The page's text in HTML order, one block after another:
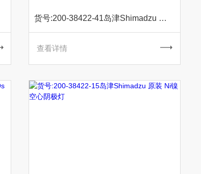
货号:200-38422-41岛津Shimadzu 原装 Pd钯空心阴极灯
查看详情